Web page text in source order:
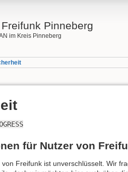
Pinneberg
im Kreis Pinneberg
für Nutzer von
von Freifunk ist unverschlüsselt. Wir